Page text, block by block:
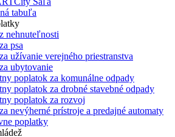
tabuľa
nehnuteľnosti
psa
užívanie verejného priestranstva
ubytovanie
poplatok za komunálne odpady
poplatok za drobné stavebné odpady
poplatok za rozvoj
nevýherné prístroje a predajné automaty
poplatky